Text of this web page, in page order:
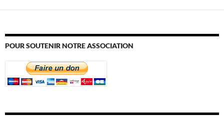
POUR SOUTENIR NOTRE ASSOCIATION